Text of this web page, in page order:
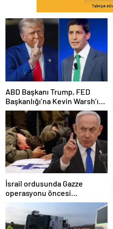
ABD Başkanı Trump, FED
Başkanlığı’na Kevin Warsh’ı
aday gösterdi
İsrail ordusunda Gazze
operasyonu öncesi
çatırdama: Motivasyon
düşüyor, endişe artıyor